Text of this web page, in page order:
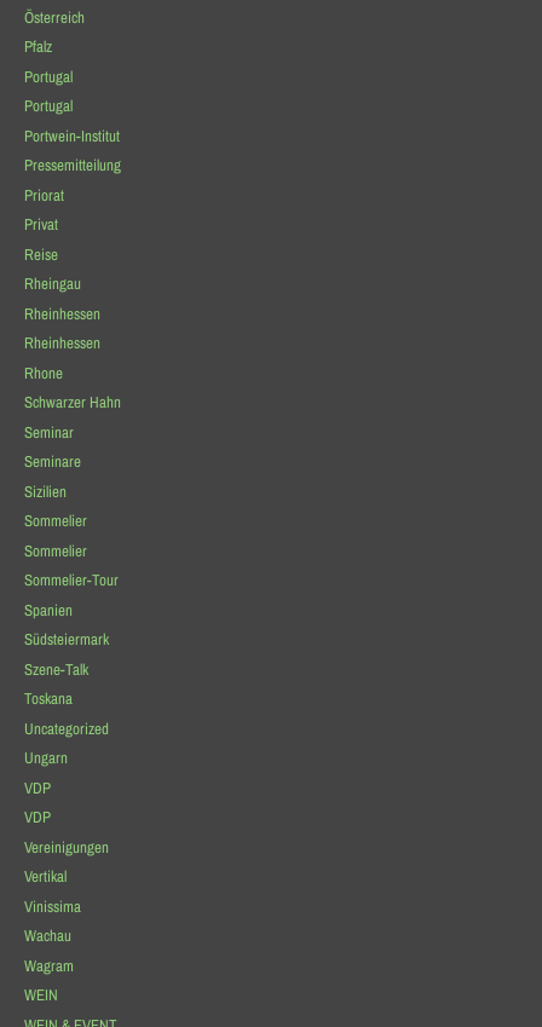
Österreich
Pfalz
Portugal
Portugal
Portwein-Institut
Pressemitteilung
Priorat
Privat
Reise
Rheingau
Rheinhessen
Rheinhessen
Rhone
Schwarzer Hahn
Seminar
Seminare
Sizilien
Sommelier
Sommelier
Sommelier-Tour
Spanien
Südsteiermark
Szene-Talk
Toskana
Uncategorized
Ungarn
VDP
VDP
Vereinigungen
Vertikal
Vinissima
Wachau
Wagram
WEIN